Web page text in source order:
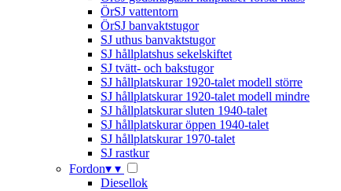
ÖrSJ vattentorn
ÖrSJ banvaktstugor
SJ uthus banvaktstugor
SJ hållplatshus sekelskiftet
SJ tvätt- och bakstugor
SJ hållplatskurar 1920-talet modell större
SJ hållplatskurar 1920-talet modell mindre
SJ hållplatskurar sluten 1940-talet
SJ hållplatskurar öppen 1940-talet
SJ hållplatskurar 1970-talet
SJ rastkur
Fordon▾ ▾
Diesellok